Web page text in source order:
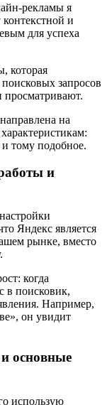
рекламы я
и
для успеха
которая
запросов
просматривают.
на
тому подобное.
и
Яндекс является
рынке, вместо
когда
в поисковик,
Например,
он увидит
основные
использую